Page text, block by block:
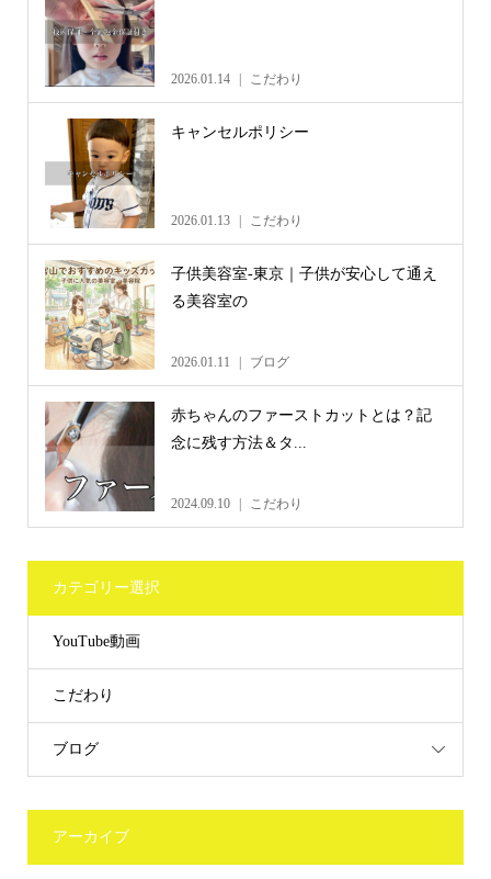
2026.01.14 こだわり
キャンセルポリシー
2026.01.13 こだわり
子供美容室-東京｜子供が安心して通え
る美容室の
2026.01.11 ブログ
赤ちゃんのファーストカットとは？記
念に残す方法＆タ...
2024.09.10 こだわり
カテゴリー選択
YouTube動画
こだわり
ブログ
アーカイブ